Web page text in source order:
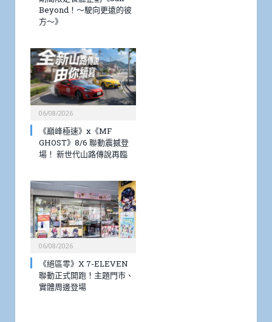
Beyond！～駛向更遠的彼
方～》
06/08/2026
《巔峰極速》x《MF
GHOST》8/6 聯動震撼登
場！ 新世代山路傳說再臨
06/08/2026
《絕區零》X 7-ELEVEN
聯動正式開跑！主題門市、
實體周邊登場